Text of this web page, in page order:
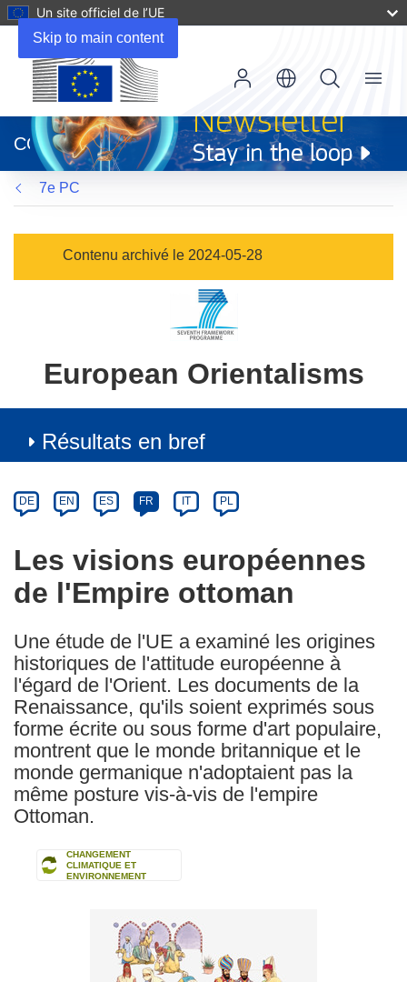
Skip to main content
Un site officiel de l’UE
dans
une
nouvelle
fenêtre)
CORDIS
Menu
7e PC
Contenu archivé le 2024-05-28
European Orientalisms
Résultats en bref
Category
Article
available
the
following
languages:
DE EN ES FR IT PL
Les visions européennes
de l'Empire ottoman
Une étude de l'UE a examiné les origines
historiques de l'attitude européenne à
l'égard de l'Orient. Les documents de la
Renaissance, qu'ils soient exprimés sous
forme écrite ou sous forme d'art populaire,
montrent que le monde britannique et le
monde germanique n'adoptaient pas la
même posture vis-à-vis de l'empire
Ottoman.
CHANGEMENT
CLIMATIQUE ET
ENVIRONNEMENT